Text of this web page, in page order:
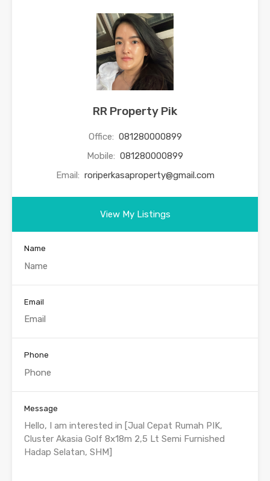
RR Property Pik
Office: 081280000899
Mobile: 081280000899
Email: roriperkasaproperty@gmail.com
View My Listings
Name
Email
Phone
Message